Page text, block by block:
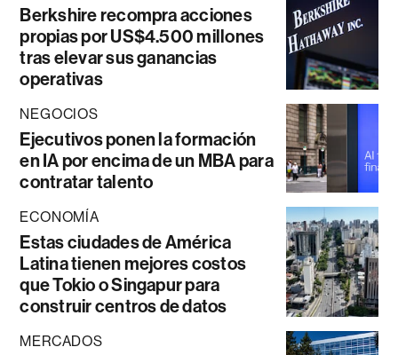
Berkshire recompra acciones
propias por US$4.500 millones
tras elevar sus ganancias
operativas
NEGOCIOS
Ejecutivos ponen la formación
en IA por encima de un MBA para
contratar talento
ECONOMÍA
Estas ciudades de América
Latina tienen mejores costos
que Tokio o Singapur para
construir centros de datos
MERCADOS